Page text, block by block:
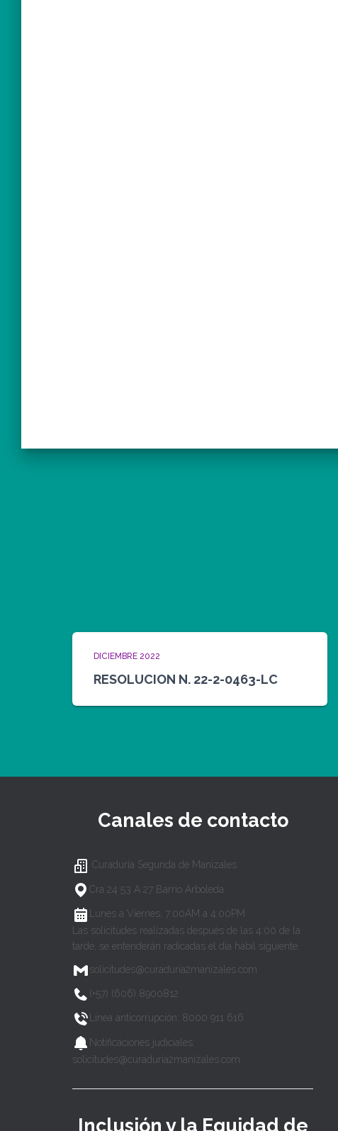
DICIEMBRE 2022
RESOLUCION N. 22-2-0463-LC
Canales de contacto
Curaduría Segunda de Manizales
Cra 24 53 A 27 Barrio Arboleda
Lunes a Viernes, 7:00AM a 4:00PM
Las solicitudes realizadas después de las 4:00 de la
tarde, se entenderán radicadas el día hábil siguiente.
solicitudes@curaduria2manizales.com
(+57) (606) 8900812
Línea anticorrupción: 8000 911 616
Notificaciones judiciales:
solicitudes@curaduria2manizales.com
Inclusión y la Equidad de